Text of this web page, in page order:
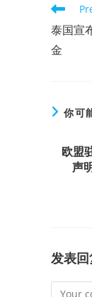
Read
articles
泰国宣
金
你可
欧盟
声
发表回